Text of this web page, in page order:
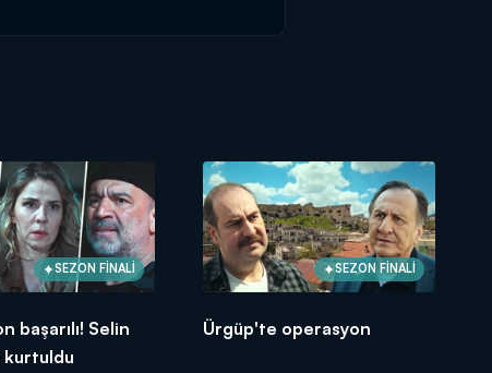
SEZON FİNALİ
başarılı! Selin
kurtuldu
SEZON FİNALİ
Ürgüp'te operasyon